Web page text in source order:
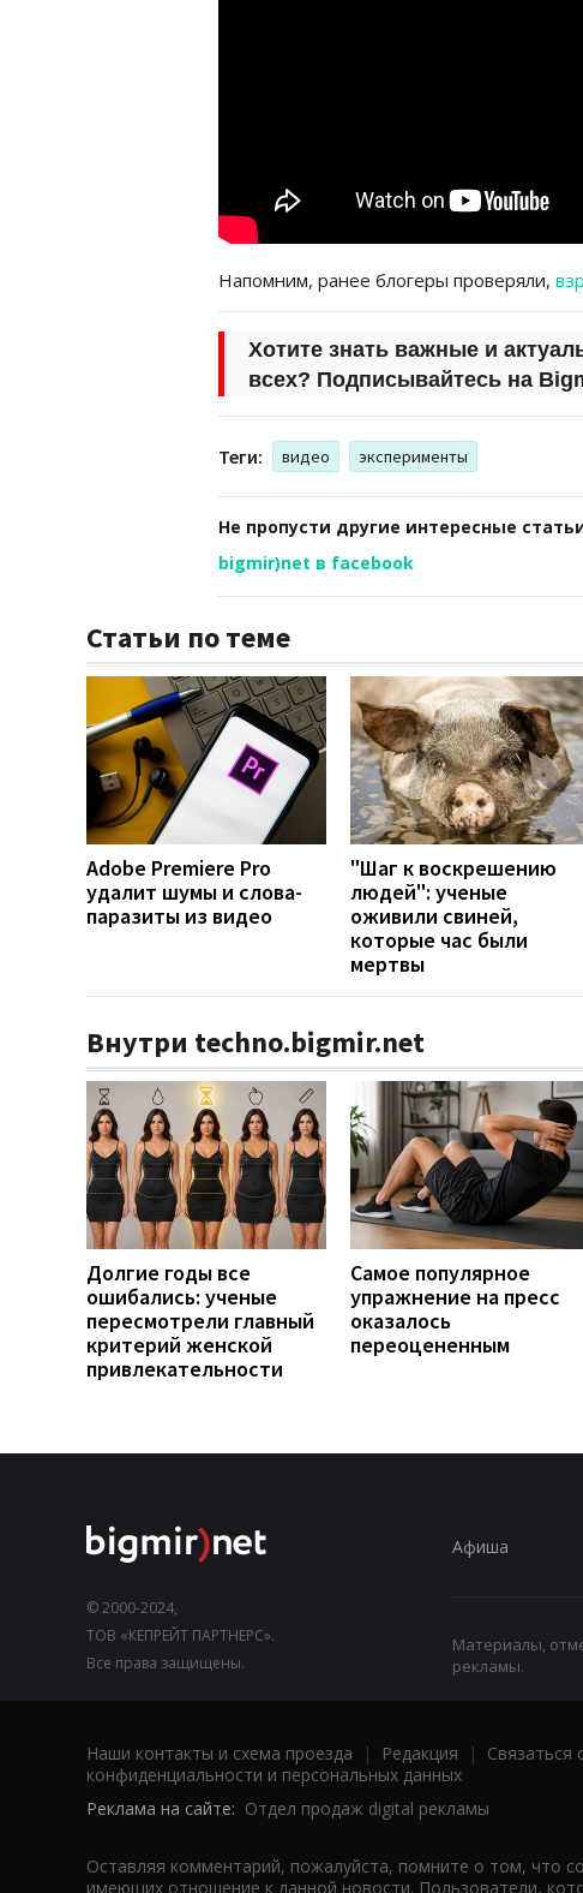
Напомним, ранее блогеры проверяли,
Хотите знать важные и
всех? Подписывайтесь на
Теги: видео эксперименты
Не пропусти другие интересные
bigmir)net в facebook
Статьи по теме
Adobe Premiere Pro
удалит шумы и слова-
паразиты из видео
"Шаг к воскрешению
людей": ученые
оживили свиней,
которые час были
мертвы
Внутри techno.bigmir.net
Долгие годы все
ошибались: ученые
пересмотрели главный
критерий женской
привлекательности
Самое популярное
упражнение на пресс
оказалось
переоцененным
© 2000-2024,
ТОВ «КЕПРЕЙТ ПАРТНЕРС».
Все права защищены.
Афиша
Материалы,
рекламы.
Наши контакты и схема проезда | Редакция | Связаться
конфиденциальности и персональных данных
Реклама на сайте: Отдел продаж digital рекламы
Оставляя комментарий, пожалуйста, помните о том, что
имеющих отношение к данной новости. Пользователи,